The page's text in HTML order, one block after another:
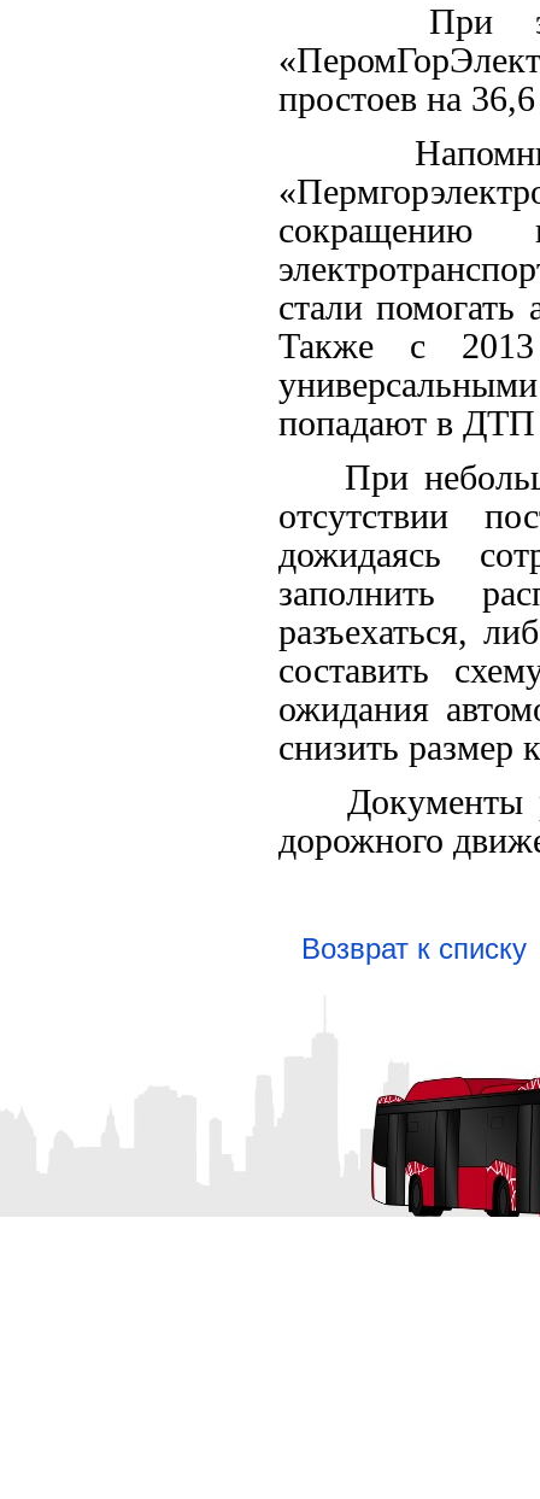
При
простоев на
сокращению
стали
Также с 2013
попадают в ДТП
При
отсутствии
дожидаясь
заполнить
разъехаться,
составить
ожидания
снизить размер
Документы
дорожного
Возврат к списку